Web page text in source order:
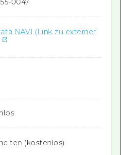
NAVI (Link zu externer
(kostenlos)